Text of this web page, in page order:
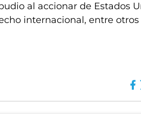
al accionar de Estados
internacional, entre